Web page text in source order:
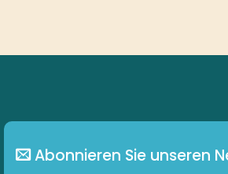
Abonnieren Sie unseren